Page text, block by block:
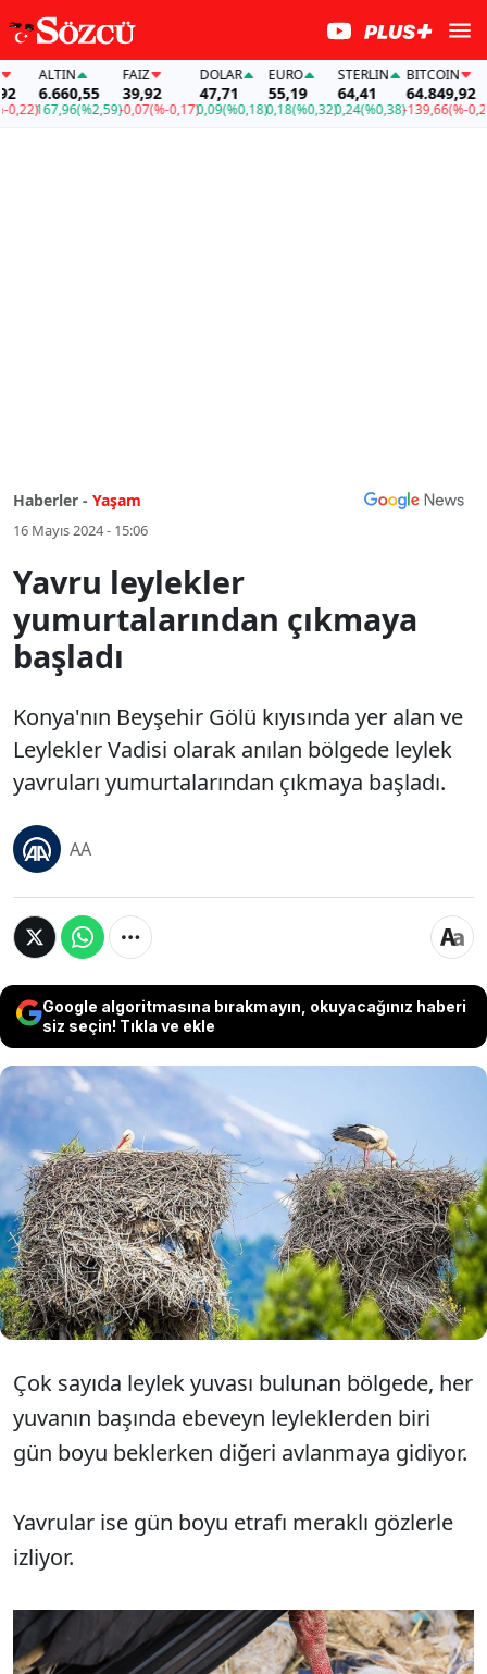
ALTIN
6.660,55
167,96(%2,59)
FAİZ
39,92
-0,07(%-0,17)
DOLAR
47,71
0,09(%0,18)
EURO
55,19
0,18(%0,32)
STERLIN
64,41
0,24(%0,38)
BITCOIN
64.849,92
-139,66(%-0,22)
Haberler - Yaşam
16 Mayıs 2024 - 15:06
Yavru leylekler
yumurtalarından çıkmaya
başladı
Konya'nın Beyşehir Gölü kıyısında yer alan ve
Leylekler Vadisi olarak anılan bölgede leylek
yavruları yumurtalarından çıkmaya başladı.
AA
Google algoritmasına bırakmayın, okuyacağınız haberi
siz seçin! Tıkla ve ekle
Konya'nın Beyşehir Gölü kıyısında yer
alan ve Leylekler Vadisi olarak anılan
bölgede leylek yavruları
yumurtalarından çıkmaya başladı.
Çok sayıda leylek yuvası bulunan bölgede, her
yuvanın başında ebeveyn leyleklerden biri
gün boyu beklerken diğeri avlanmaya gidiyor.
Yavrular ise gün boyu etrafı meraklı gözlerle
izliyor.